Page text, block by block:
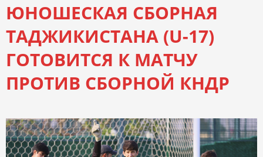
ЮНОШЕСКАЯ СБОРНАЯ
ТАДЖИКИСТАНА (U-17)
ГОТОВИТСЯ К МАТЧУ
ПРОТИВ СБОРНОЙ КНДР